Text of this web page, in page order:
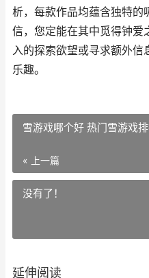
析，每款作品均蕴含独特的
信，您定能在其中觅得钟爱
入的探索欲望或寻求额外信
乐趣。
雪游戏哪个好 热门雪游戏
« 上一篇
没有了！
延伸阅读